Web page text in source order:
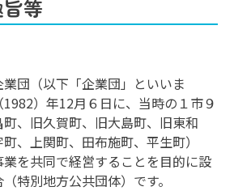
等
団（以下「企業団」といいま
）年12月６日に、当時の１市９
、旧久賀町、旧大島町、旧東和
、上関町、田布施町、平生町）
を共同で経営することを目的に設
特別地方公共団体）です。